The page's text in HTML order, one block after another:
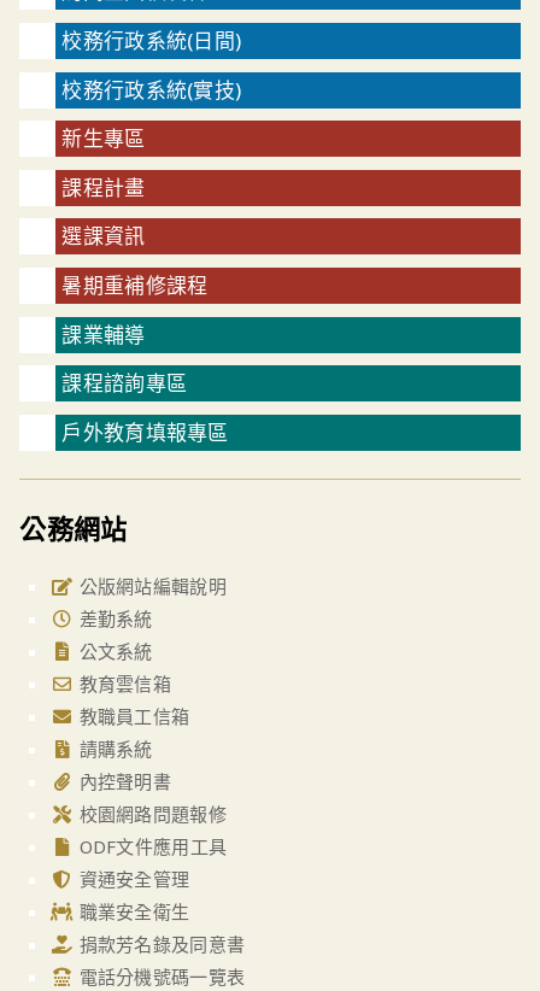
校務行政系統(日間)
校務行政系統(實技)
新生專區
課程計畫
選課資訊
暑期重補修課程
課業輔導
課程諮詢專區
戶外教育填報專區
公務網站
公版網站編輯說明
差勤系統
公文系統
教育雲信箱
教職員工信箱
請購系統
內控聲明書
校園網路問題報修
ODF文件應用工具
資通安全管理
職業安全衛生
捐款芳名錄及同意書
電話分機號碼一覽表